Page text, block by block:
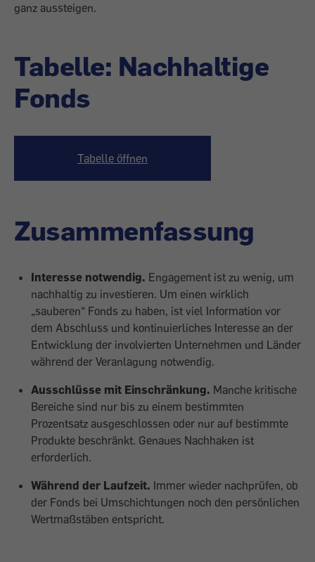
ganz aussteigen.
Tabelle: Nachhaltige
Fonds
Tabelle öffnen
Zusammenfassung
Interesse notwendig. Engagement ist zu wenig, um
nachhaltig zu investieren. Um einen wirklich
„sauberen“ Fonds zu haben, ist viel Information vor
dem Abschluss und kontinuierliches Interesse an der
Entwicklung der involvierten Unternehmen und Länder
während der Veranlagung notwendig.
Ausschlüsse mit Einschränkung. Manche kritische
Bereiche sind nur bis zu einem bestimmten
Prozentsatz ausgeschlossen oder nur auf bestimmte
Produkte beschränkt. Genaues Nachhaken ist
erforderlich.
Während der Laufzeit. Immer wieder nachprüfen, ob
der Fonds bei Umschichtungen noch den persönlichen
Wertmaßstäben entspricht.